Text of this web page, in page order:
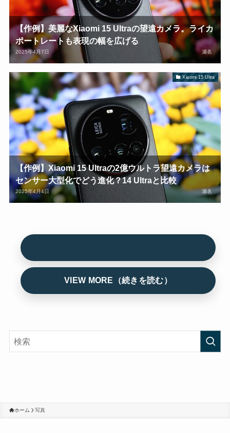
【作例】美麗なXiaomi 15 Ultraの望遠カメラ。ライカ
ポートレートも表現の幅を広げる
2025年4月7日 瀬名
Xiaomi 15 Ultra
【作例】Xiaomi 15 Ultraの2億ウルトラ望遠カメラは
センサー大型化でどう進化？14 Ultraと比較
2025年4月4日 瀬名
ホーム 写真